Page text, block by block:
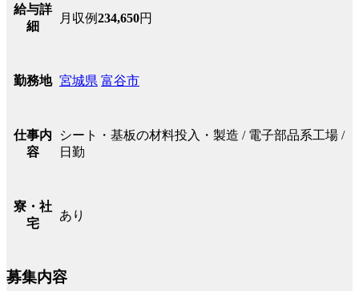
給与詳
細
月収例234,650円
勤務地 宮城県 富谷市
仕事内
容
シート・基板の材料投入・製造 / 電子部品系工場 /
日勤
寮・社
宅
あり
募集内容